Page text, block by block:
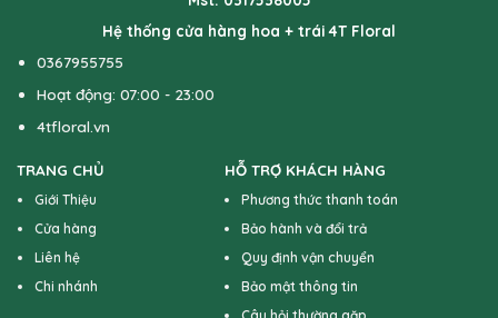
Hệ thống cửa hàng hoa + trái 4T Floral
0367955755
Hoạt động: 07:00 - 23:00
4tfloral.vn
TRANG CHỦ
Giới Thiệu
Cửa hàng
Liên hệ
Chi nhánh
HỖ TRỢ KHÁCH HÀNG
Phương thức thanh toán
Bảo hành và đổi trả
Quy định vận chuyển
Bảo mật thông tin